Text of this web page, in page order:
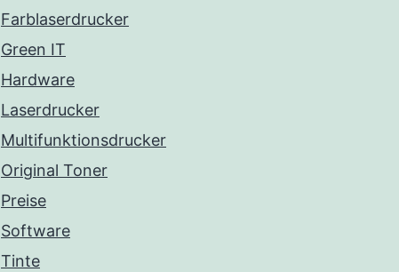
Farblaserdrucker
Green IT
Hardware
Laserdrucker
Multifunktionsdrucker
Original Toner
Preise
Software
Tinte